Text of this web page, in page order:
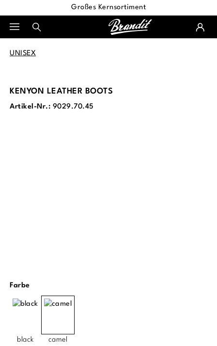
Großes Kernsortiment
UNISEX
KENYON LEATHER BOOTS
Artikel-Nr.: 9029.70.45
Farbeauswählen
black camel